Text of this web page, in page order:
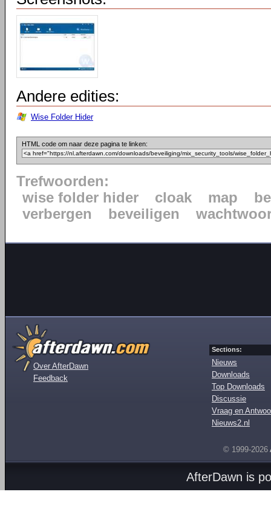
Andere edities:
Wise Folder Hider
HTML code om naar deze pagina te linken:
Trefwoorden:
wise folder hider
cloak map
verbergen
beveiligen
Over AfterDawn
Feedback
Sections:
Nieuws
Downloads
Top Downloads
Discussie
Vraag en
Nieuws2.nl
© 1999-2026
AfterDawn is